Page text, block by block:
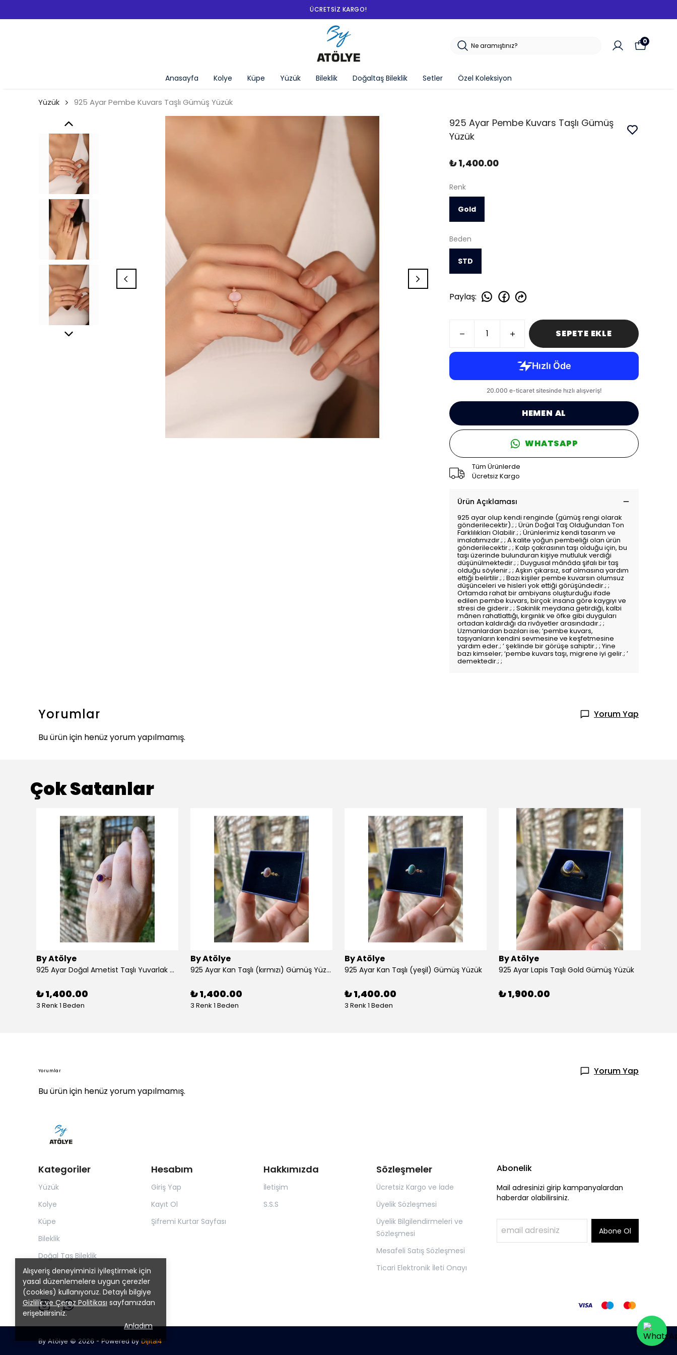
Anasayfa Kolye Küpe Yüzük Bileklik Doğaltaş Bileklik Setler Özel Koleksiyon
0
Alışveriş deneyiminizi iyileştirmek için
yasal düzenlemelere uygun çerezler
(cookies) kullanıyoruz. Detaylı bilgiye
Gizlilik ve Çerez Politikası sayfamızdan
erişebilirsiniz.
Anladım
Yüzük 925 Ayar Pembe Kuvars Taşlı Gümüş Yüzük
925 Ayar Pembe Kuvars Taşlı Gümüş
Yüzük
₺ 1,400.00
Renk
Gold
Beden
STD
Paylaş:
SEPETE EKLE
HEMEN AL
WHATSAPP
Tüm Ürünlerde
Ücretsiz Kargo
Ürün Açıklaması
925 ayar olup kendi renginde (gümüş rengi olarak
gönderilecektir).; ; Ürün Doğal Taş Olduğundan Ton
Farklılıkları Olabilir.; ; Ürünlerimiz kendi tasarım ve
imalatımızdır.; ; A kalite yoğun pembeliği olan ürün
gönderilecektir.; ; Kalp çakrasının taşı olduğu için, bu
taşı üzerinde bulunduran kişiye mutluluk verdiği
düşünülmektedir.; ; Duygusal mânâda şifalı bir taş
olduğu söylenir.; ; Aşkın çıkarsız, saf olmasına yardım
ettiği belirtilir.; ; Bazı kişiler pembe kuvarsın olumsuz
düşünceleri ve hisleri yok ettiği görüşündedir.; ;
Ortamda rahat bir ambiyans oluşturduğu ifade
edilen pembe kuvars, birçok insana göre kaygıyı ve
stresi de giderir.; ; Sakinlik meydana getirdiği, kalbi
mânen rahatlattığı, kırgınlık ve öfke gibi duyguları
ortadan kaldırdığı da rivâyetler arasındadır.; ;
Uzmanlardan bazıları ise; ‘pembe kuvars,
taşıyanların kendini sevmesine ve keşfetmesine
yardım eder.; ’ şeklinde bir görüşe sahiptir.; ; Yine
bazı kimseler; ‘pembe kuvars taşı, migrene iyi gelir.; ’
demektedir.; ;
Yorumlar
Yorum Yap
Bu ürün için henüz yorum yapılmamış.
Çok Satanlar
By Atölye
925 Ayar Doğal Ametist Taşlı Yuvarlak Gümüş Yüzük
₺ 1,400.00
3 Renk 1 Beden
By Atölye
925 Ayar Kan Taşlı (kırmızı) Gümüş Yüzük
₺ 1,400.00
3 Renk 1 Beden
By Atölye
925 Ayar Kan Taşlı (yeşil) Gümüş Yüzük
₺ 1,400.00
3 Renk 1 Beden
By Atölye
925 Ayar Lapis Taşlı Gold Gümüş Yüzük
₺ 1,900.00
Yorumlar
Yorum Yap
Bu ürün için henüz yorum yapılmamış.
Kategoriler
Yüzük
Kolye
Küpe
Bileklik
Doğal Taş Bileklik
Hesabım
Giriş Yap
Kayıt Ol
Şifremi Kurtar Sayfası
Hakkımızda
İletişim
S.S.S
Sözleşmeler
Ücretsiz Kargo ve İade
Üyelik Sözleşmesi
Üyelik Bilgilendirmeleri ve
Sözleşmesi
Mesafeli Satış Sözleşmesi
Ticari Elektronik İleti Onayı
Abonelik
Mail adresinizi girip kampanyalardan
haberdar olabilirsiniz.
Abone Ol
By Atölye © 2026 - Powered byDijital4